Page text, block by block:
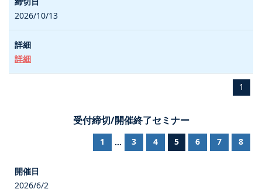
2026/10/13
詳細
1
受付締切/開催終了セミナー
1 ... 3 4 5 6 7 8
2026/6/2